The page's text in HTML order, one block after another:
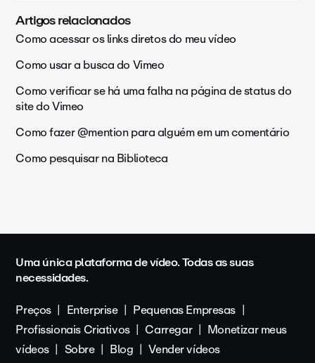
Artigos relacionados
Como acessar os links diretos do meu vídeo
Como usar a busca do Vimeo
Como verificar se há uma falha na página de status do
site do Vimeo
Como fazer @mention para alguém em um comentário
Como pesquisar na Biblioteca
Uma única plataforma de vídeo. Todas as suas
necessidades.
Preços
Enterprise
Pequenas Empresas
Profissionais Criativos
Carregar
Monetizar meus
vídeos
Sobre Blog Vender vídeos